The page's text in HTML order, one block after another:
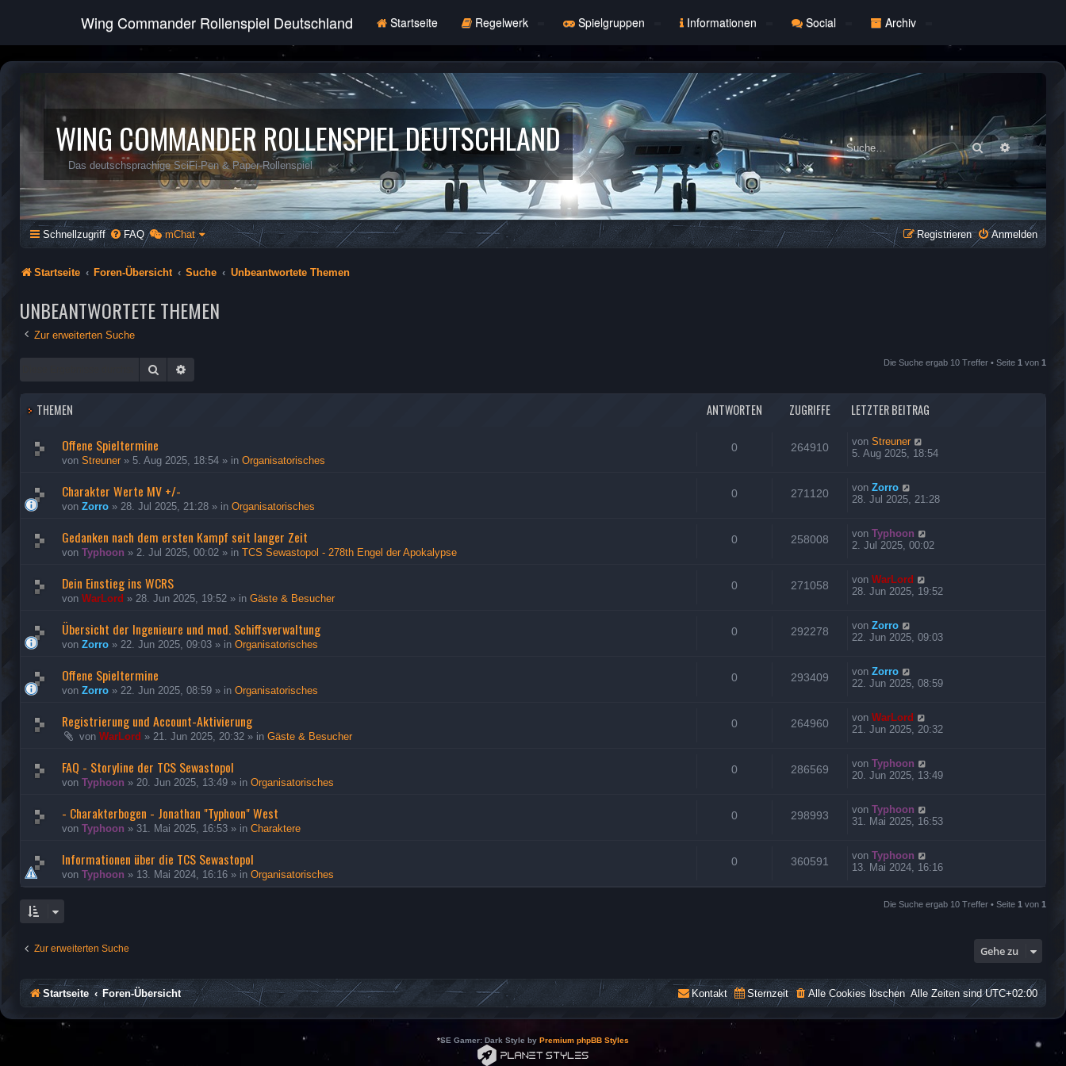
Wing Commander Rollenspiel Deutschland Startseite Regelwerk Spielgruppen Informationen Social Archiv
WING COMMANDER ROLLENSPIEL DEUTSCHLAND
Das deutschsprachige SciFi-Pen & Paper-Rollenspiel
Suche Erweiterte
Schnellzugriff FAQ mChat Anmelden
Registrieren
Startseite Foren-Übersicht Suche Unbeantwortete Themen
UNBEANTWORTETE THEMEN
Zur erweiterten Suche
Suche Die Suche ergab 10 Treffer • Seite 1 von 1
THEMEN ANTWORTEN ZUGRIFFE LETZTER BEITRAG
Offene Spieltermine
von Streuner » 5. Aug 2025, 18:54 » in Organisatorisches
0 264910 von Streuner
5. Aug 2025, 18:54
Charakter Werte MV +/-
von Zorro » 28. Jul 2025, 21:28 » in Organisatorisches
0 271120 von Zorro
28. Jul 2025, 21:28
Gedanken nach dem ersten Kampf seit langer Zeit
von Typhoon » 2. Jul 2025, 00:02 » in TCS Sewastopol - 278th Engel der Apokalypse
0 258008 von Typhoon
2. Jul 2025, 00:02
Dein Einstieg ins WCRS
von WarLord » 28. Jun 2025, 19:52 » in Gäste & Besucher
0 271058 von WarLord
28. Jun 2025, 19:52
Übersicht der Ingenieure und mod. Schiffsverwaltung
von Zorro » 22. Jun 2025, 09:03 » in Organisatorisches
0 292278 von Zorro
22. Jun 2025, 09:03
Offene Spieltermine
von Zorro » 22. Jun 2025, 08:59 » in Organisatorisches
0 293409 von Zorro
22. Jun 2025, 08:59
Registrierung und Account-Aktivierung
von WarLord » 21. Jun 2025, 20:32 » in Gäste & Besucher
0 264960 von WarLord
21. Jun 2025, 20:32
FAQ - Storyline der TCS Sewastopol
von Typhoon » 20. Jun 2025, 13:49 » in Organisatorisches
0 286569 von Typhoon
20. Jun 2025, 13:49
- Charakterbogen - Jonathan "Typhoon" West
von Typhoon » 31. Mai 2025, 16:53 » in Charaktere
0 298993 von Typhoon
31. Mai 2025, 16:53
Informationen über die TCS Sewastopol
von Typhoon » 13. Mai 2024, 16:16 » in Organisatorisches
0 360591 von Typhoon
13. Mai 2024, 16:16
Die Suche ergab 10 Treffer • Seite 1 von 1
Zur erweiterten Suche Gehe zu
Startseite Foren-Übersicht Alle Zeiten sindUTC+02:00
Alle Cookies löschen
Sternzeit
Kontakt
*SE Gamer: Dark Style by Premium phpBB Styles